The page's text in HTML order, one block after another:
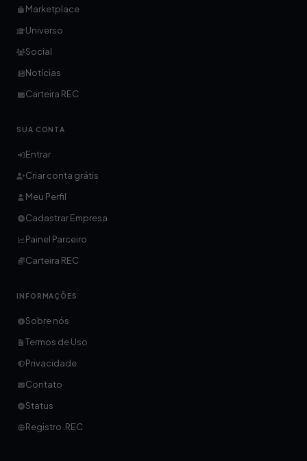
Marketplace
Universo
Social
Notícias
Carteira REC
SUA CONTA
Entrar
Criar conta grátis
Meu Perfil
Cadastrar Empresa
Painel Parceiro
Carteira REC
INFORMAÇÕES
Sobre nós
Termos de Uso
Privacidade
Contato
Status
Registro .REC